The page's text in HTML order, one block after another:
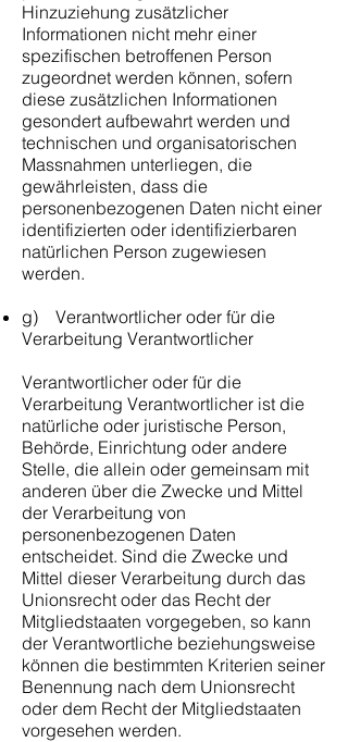
Hinzuziehung zusätzlicher
Informationen nicht mehr einer
spezifischen betroffenen Person
zugeordnet werden können, sofern
diese zusätzlichen Informationen
gesondert aufbewahrt werden und
technischen und organisatorischen
Massnahmen unterliegen, die
gewährleisten, dass die
personenbezogenen Daten nicht einer
identifizierten oder identifizierbaren
natürlichen Person zugewiesen
werden.
g) Verantwortlicher oder für die
Verarbeitung Verantwortlicher
Verantwortlicher oder für die
Verarbeitung Verantwortlicher ist die
natürliche oder juristische Person,
Behörde, Einrichtung oder andere
Stelle, die allein oder gemeinsam mit
anderen über die Zwecke und Mittel
der Verarbeitung von
personenbezogenen Daten
entscheidet. Sind die Zwecke und
Mittel dieser Verarbeitung durch das
Unionsrecht oder das Recht der
Mitgliedstaaten vorgegeben, so kann
der Verantwortliche beziehungsweise
können die bestimmten Kriterien seiner
Benennung nach dem Unionsrecht
oder dem Recht der Mitgliedstaaten
vorgesehen werden.